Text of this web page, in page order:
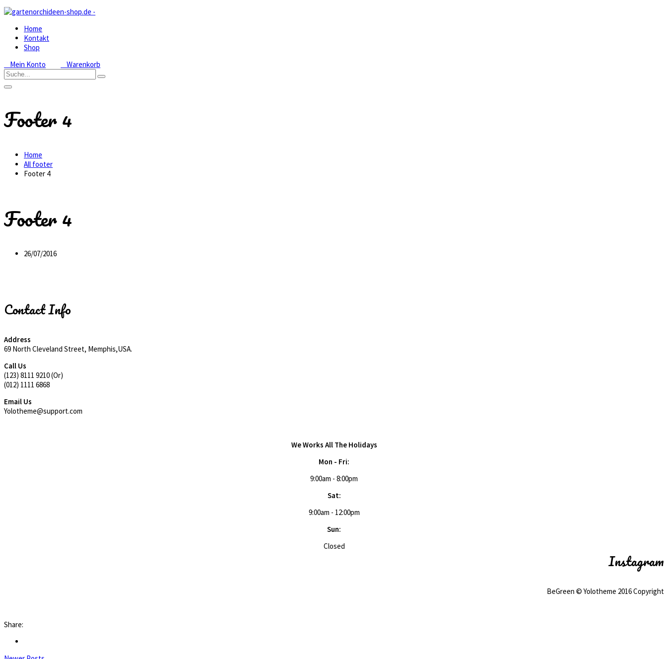
Home
Kontakt
Shop
Mein Konto
Warenkorb
Footer 4
Home
All footer
Footer 4
Footer 4
26/07/2016
Contact Info
Address
69 North Cleveland Street, Memphis,USA.
Call Us
(123) 8111 9210 (Or)
(012) 1111 6868
Email Us
Yolotheme@support.com
We Works All The Holidays
Mon - Fri:
9:00am - 8:00pm
Sat:
9:00am - 12:00pm
Sun:
Closed
Instagram
BeGreen © Yolotheme 2016 Copyright
Share: